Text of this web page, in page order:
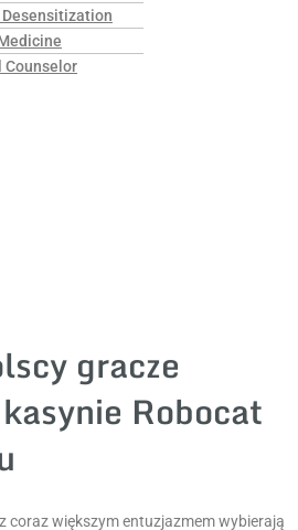
Counselor
gracze
Robocat
coraz większym entuzjazmem wybierają